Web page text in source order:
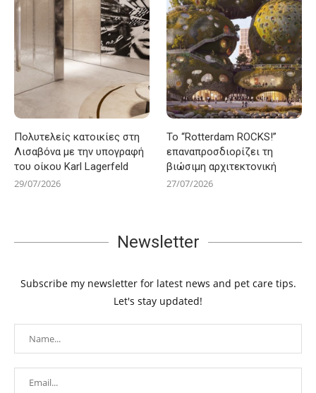
Πολυτελείς κατοικίες στη
Λισαβόνα με την υπογραφή
του οίκου Karl Lagerfeld
29/07/2026
Το “Rotterdam ROCKS!”
επαναπροσδιορίζει τη
βιώσιμη αρχιτεκτονική
27/07/2026
Newsletter
Subscribe my newsletter for latest news and pet care tips.
Let's stay updated!